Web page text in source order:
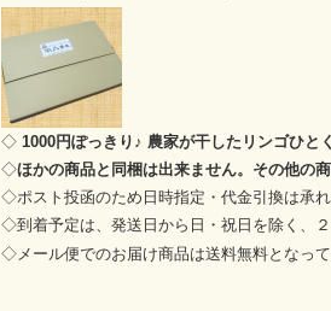
◇ 1000円ぽっきり♪ 農家が干したリンゴひと
◇ほかの商品と同梱は出来ません。その他の
◇ポスト投函のため日時指定・代金引換は承れ
◇到着予定は、発送日から日・祝日を除く、２
◇メール便でのお届け商品は送料無料となって